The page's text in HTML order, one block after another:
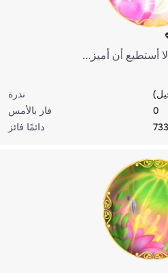
أستطيع أن أميز...
ندرة
فاز بالأمس
0
دائمًا فائز